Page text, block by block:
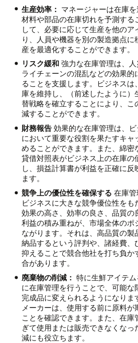
生産効率： マネージャーは在庫
材料や部品の在庫切れを予測する
して、必要に応じて生産を他のア
り、人員や機器を別の製造拠点に
産を最適化することができます。
リスク緩和強力な在庫管理は、
ライチェーンの混乱などの効果的
ることを支援します。ビジネスは
庫を維持し、（前述したように）
替戦略を確立することにより、こ
減することができます。
財務報告効果的な在庫管理は、
において重要な役割を果たすキャ
めることができます。また、綿密
貸借対照表がビジネス上の在庫の
し、損益計算書が利益を正確に反
ます。
競争上の優位性を確保する 在庫管
ビジネスに大きな競争優位性をも
効果の高さ、効率の良さ、品質の
利益の積み重ねが、市場全体のポ
ながります。それは、高品質の製
納品するという評判や、諸経費、
抑えることで競合他社を打ち負か
合があります。
廃棄物の削減： 特に生鮮アイテ
に在庫管理を行うことで、可能な
完成品に変えられるようになりま
メーカーは、使用する前に原料が
ことを確認できます。また、在庫
ぎて使用または販売できなくなっ
減にも役立ちます。